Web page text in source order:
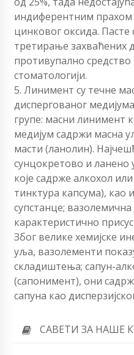
индиферентним
цинковог оксида. Пасте
третирање захваћених
противупално
стоматологији.
5. Линимент су течне
диспергованог
групе: масни линимент
медијум садржи масна
масти (ланолин).
сунцокретово и ланено
које садрже алкохол
тинктура капсума), као
супстанце; вазолемична
карактеристично
Због велике хемијске
уља, вазолементи
складиштења; сапун-
(сапонимент), они
сапуна као
САВЕТИ ЗА НАШЕ